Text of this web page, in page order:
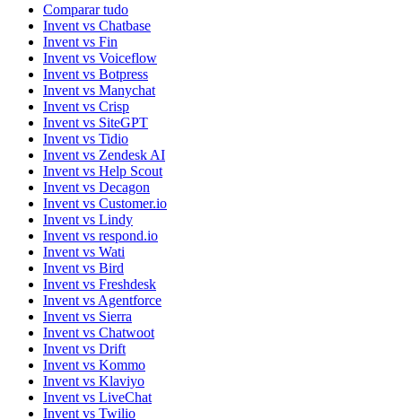
Comparar tudo
Invent vs Chatbase
Invent vs Fin
Invent vs Voiceflow
Invent vs Botpress
Invent vs Manychat
Invent vs Crisp
Invent vs SiteGPT
Invent vs Tidio
Invent vs Zendesk AI
Invent vs Help Scout
Invent vs Decagon
Invent vs Customer.io
Invent vs Lindy
Invent vs respond.io
Invent vs Wati
Invent vs Bird
Invent vs Freshdesk
Invent vs Agentforce
Invent vs Sierra
Invent vs Chatwoot
Invent vs Drift
Invent vs Kommo
Invent vs Klaviyo
Invent vs LiveChat
Invent vs Twilio